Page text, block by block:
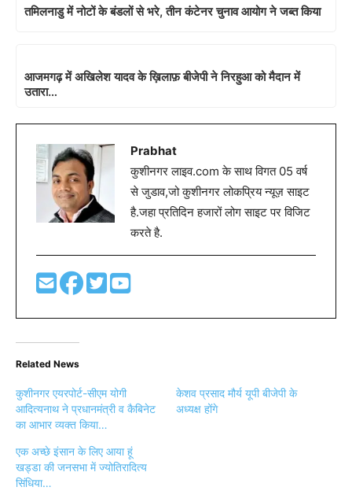
तमिलनाडु में नोटों के बंडलों से भरे, तीन कंटेनर चुनाव आयोग ने जब्त किया
आजमगढ़ में अखिलेश यादव के ख़िलाफ़ बीजेपी ने निरहुआ को मैदान में
उतारा…
Prabhat
कुशीनगर लाइव.com के साथ विगत 05 वर्ष
से जुडाव,जो कुशीनगर लोकप्रिय न्यूज़ साइट
है.जहा प्रतिदिन हजारों लोग साइट पर विजिट
करते है.
Related News
कुशीनगर एयरपोर्ट-सीएम योगी
आदित्यनाथ ने प्रधानमंत्री व कैबिनेट
का आभार व्यक्त किया…
केशव प्रसाद मौर्य यूपी बीजेपी के
अध्यक्ष होंगे
एक अच्छे इंसान के लिए आया हूं
खड्डा की जनसभा में ज्योतिरादित्य
सिंधिया…